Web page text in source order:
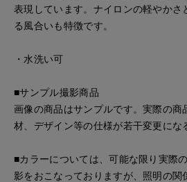
表現しています。ナイロンの軽やかさ
る風合いも特徴です。
・水洗い可
■サンプル撮影商品
画像の商品はサンプルです。実際の
材、デザイン等の仕様が若干変更にな
■カラーについては、可能な限り実際
影をおこなっておりますが、照明の関